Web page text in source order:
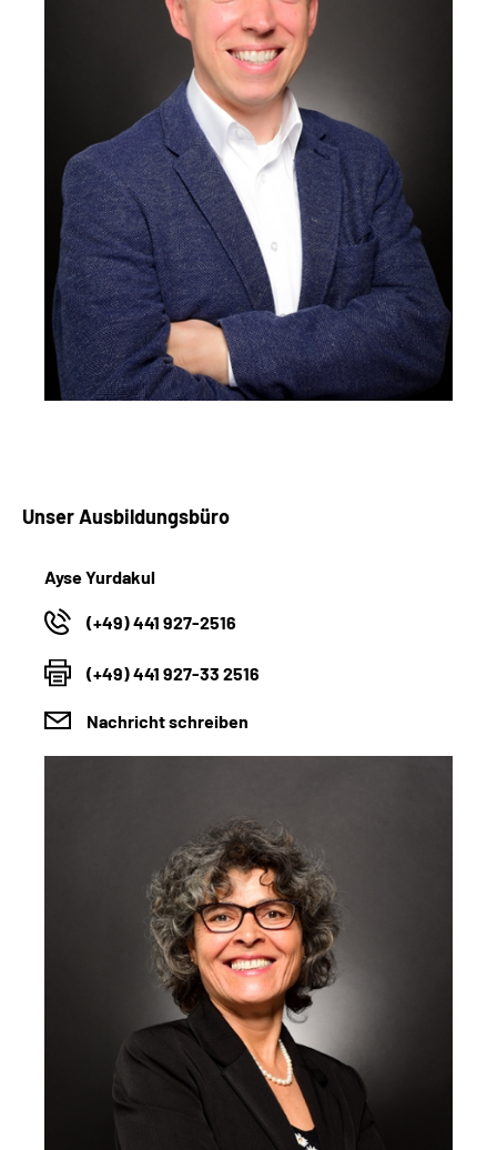
Unser Ausbildungsbüro
Ayse Yurdakul
(+49) 441 927-2516
(+49) 441 927-33 2516
Nachricht schreiben